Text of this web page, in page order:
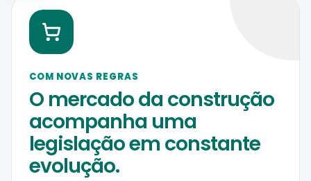
COM NOVAS REGRAS
O mercado da construção
acompanha uma
legislação em constante
evolução.